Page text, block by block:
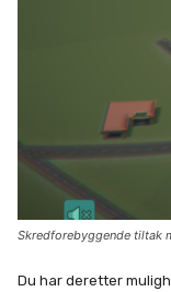
Skredforebyggende tiltak
Du har deretter